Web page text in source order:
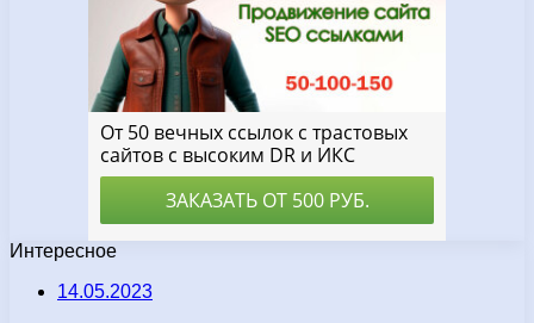
Интересное
14.05.2023